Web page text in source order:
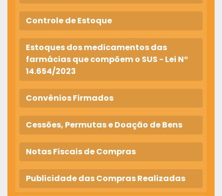
Controle de Estoque
Estoques dos medicamentos das
farmácias que compõem o SUS - Lei N°
14.654/2023
Convênios Firmados
Cessões, Permutas e Doação de Bens
Notas Fiscais de Compras
Publicidade das Compras Realizadas